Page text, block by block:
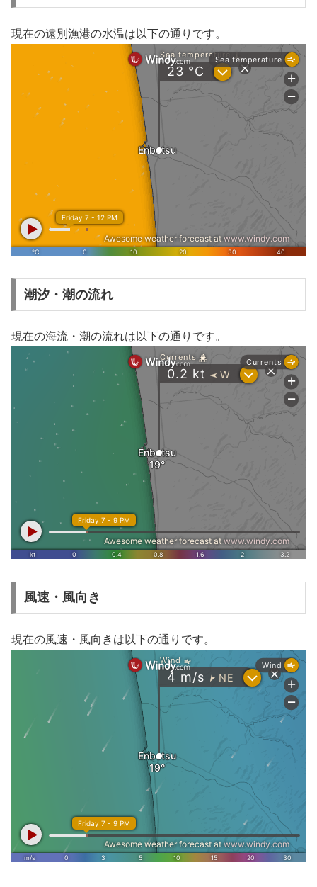
現在の遠別漁港の水温は以下の通りです。
潮汐・潮の流れ
現在の海流・潮の流れは以下の通りです。
風速・風向き
現在の風速・風向きは以下の通りです。